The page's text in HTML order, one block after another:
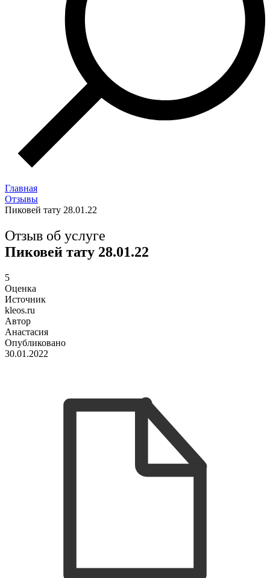
Главная
Отзывы
Пиковей тату 28.01.22
Отзыв об услуге
Пиковей тату 28.01.22
5
Оценка
Источник
kleos.ru
Автор
Анастасия
Опубликовано
30.01.2022